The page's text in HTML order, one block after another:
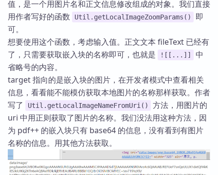
值，是一个用图片名和正文信息修改组成的对象。我们直接
用作者写好的函数
Util.getLocalImageZoomParams()
即
可。
想要使用这个函数，考虑输入值。正文文本 fileText 已经有
了，只需要获取嵌入块的名称即可，也就是
![[...]]
中
省略号的内容。
target 指向的是嵌入块的图片，在开发者模式中查看相关
信息，看看能不能模仿获取本地图片的名称那样获取。作者
写了
Util.getLocalImageNameFromUri()
方法，用图片的
uri 中用正则获取了图片的名称。我们没法用这种方法，因
为 pdf++ 的嵌入块只有 base64 的信息，没有看到有图片
名称的信息。用其他方法获取。